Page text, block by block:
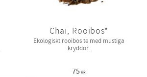
Chai, Rooibos*
Ekologiskt rooibos te med mustiga
kryddor.
75 KR